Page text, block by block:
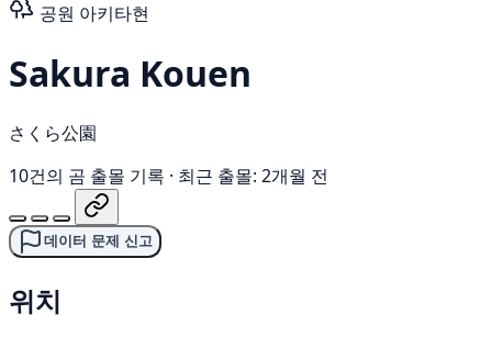
공원 아키타현
Sakura Kouen
さくら公園
10건의 곰 출몰 기록 · 최근 출몰: 2개월 전
데이터 문제 신고
위치